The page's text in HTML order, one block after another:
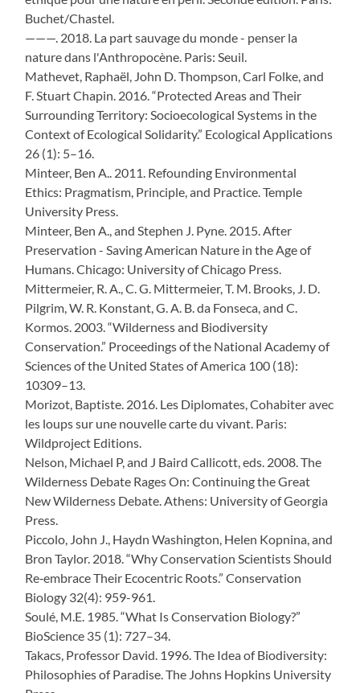
Buchet/Chastel.
———. 2018. La part sauvage du monde - penser la
nature dans l'Anthropocène. Paris: Seuil.
Mathevet, Raphaël, John D. Thompson, Carl Folke, and
F. Stuart Chapin. 2016. “Protected Areas and Their
Surrounding Territory: Socioecological Systems in the
Context of Ecological Solidarity.” Ecological Applications
26 (1): 5–16.
Minteer, Ben A.. 2011. Refounding Environmental
Ethics: Pragmatism, Principle, and Practice. Temple
University Press.
Minteer, Ben A., and Stephen J. Pyne. 2015. After
Preservation - Saving American Nature in the Age of
Humans. Chicago: University of Chicago Press.
Mittermeier, R. A., C. G. Mittermeier, T. M. Brooks, J. D.
Pilgrim, W. R. Konstant, G. A. B. da Fonseca, and C.
Kormos. 2003. “Wilderness and Biodiversity
Conservation.” Proceedings of the National Academy of
Sciences of the United States of America 100 (18):
10309–13.
Morizot, Baptiste. 2016. Les Diplomates, Cohabiter avec
les loups sur une nouvelle carte du vivant. Paris:
Wildproject Editions.
Nelson, Michael P, and J Baird Callicott, eds. 2008. The
Wilderness Debate Rages On: Continuing the Great
New Wilderness Debate. Athens: University of Georgia
Press.
Piccolo, John J., Haydn Washington, Helen Kopnina, and
Bron Taylor. 2018. “Why Conservation Scientists Should
Re‐embrace Their Ecocentric Roots.” Conservation
Biology 32(4): 959-961.
Soulé, M.E. 1985. “What Is Conservation Biology?”
BioScience 35 (1): 727–34.
Takacs, Professor David. 1996. The Idea of Biodiversity:
Philosophies of Paradise. The Johns Hopkins University